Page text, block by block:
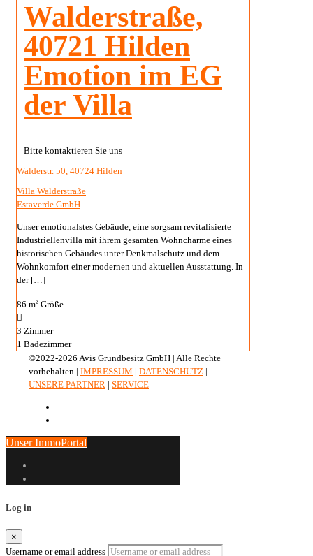
Walderstraße,
40721 Hilden
Emotion im EG
der Villa
Bitte kontaktieren Sie uns
Walderstr. 50, 40724 Hilden
Villa Walderstraße
Estaverde GmbH
Unser emotionalstes Gebäude, eine sorgsam revitalisierte
Industriellenvilla mit ihrem gesamten Wohncharme eines
historischen Gebäudes unter Denkmalschutz und dem
Wohnkomfort einer modernen und aktuellen Ausstattung. In
der[…]
86 m2 Größe
3 Zimmer
1 Badezimmer
©2022-2026 Avis Grundbesitz GmbH | Alle Rechte
vorbehalten | IMPRESSUM | DATENSCHUTZ |
UNSERE PARTNER | SERVICE
Unser ImmoPortal
Log in
×
Username or email address